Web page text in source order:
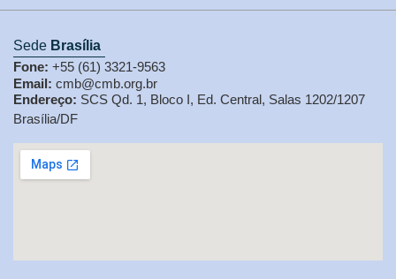
Sede Brasília
Fone: +55 (61) 3321-9563
Email: cmb@cmb.org.br
Endereço: SCS Qd. 1, Bloco I, Ed. Central, Salas 1202/1207
Brasília/DF